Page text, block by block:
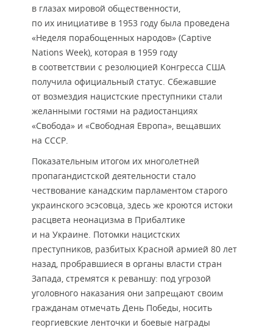
в глазах мировой общественности,
по их инициативе в 1953 году была проведена
«Неделя порабощенных народов» (Captive
Nations Week), которая в 1959 году
в соответствии с резолюцией Конгресса США
получила официальный статус. Сбежавшие
от возмездия нацистские преступники стали
желанными гостями на радиостанциях
«Свобода» и «Свободная Европа», вещавших
на СССР.
Показательным итогом их многолетней
пропагандистской деятельности стало
чествование канадским парламентом старого
украинского эсэсовца, здесь же кроются истоки
расцвета неонацизма в Прибалтике
и на Украине. Потомки нацистских
преступников, разбитых Красной армией 80 лет
назад, пробравшиеся в органы власти стран
Запада, стремятся к реваншу: под угрозой
уголовного наказания они запрещают своим
гражданам отмечать День Победы, носить
георгиевские ленточки и боевые награды